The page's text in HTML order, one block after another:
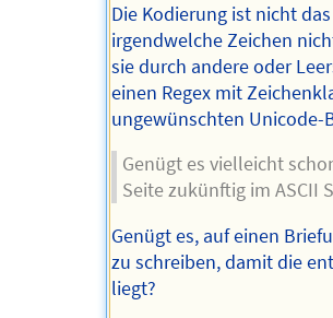
Die Kodierung ist nicht
irgendwelche Zeichen
sie durch andere oder
einen Regex mit
ungewünschten Unicode-
Genügt es vielleicht
Seite zukünftig im ASCII
Genügt es, auf einen
zu schreiben, damit die
liegt?